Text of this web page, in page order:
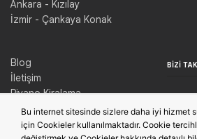
Ankara - Kızılay
İzmir - Çankaya Konak
Blog
İletişim
Piyano Kiralama
Konser Salonu Kiralama
BIZI
Bu internet sitesinde sizlere daha iyi hizmet
için Cookieler kullanılmaktadır. Cookie